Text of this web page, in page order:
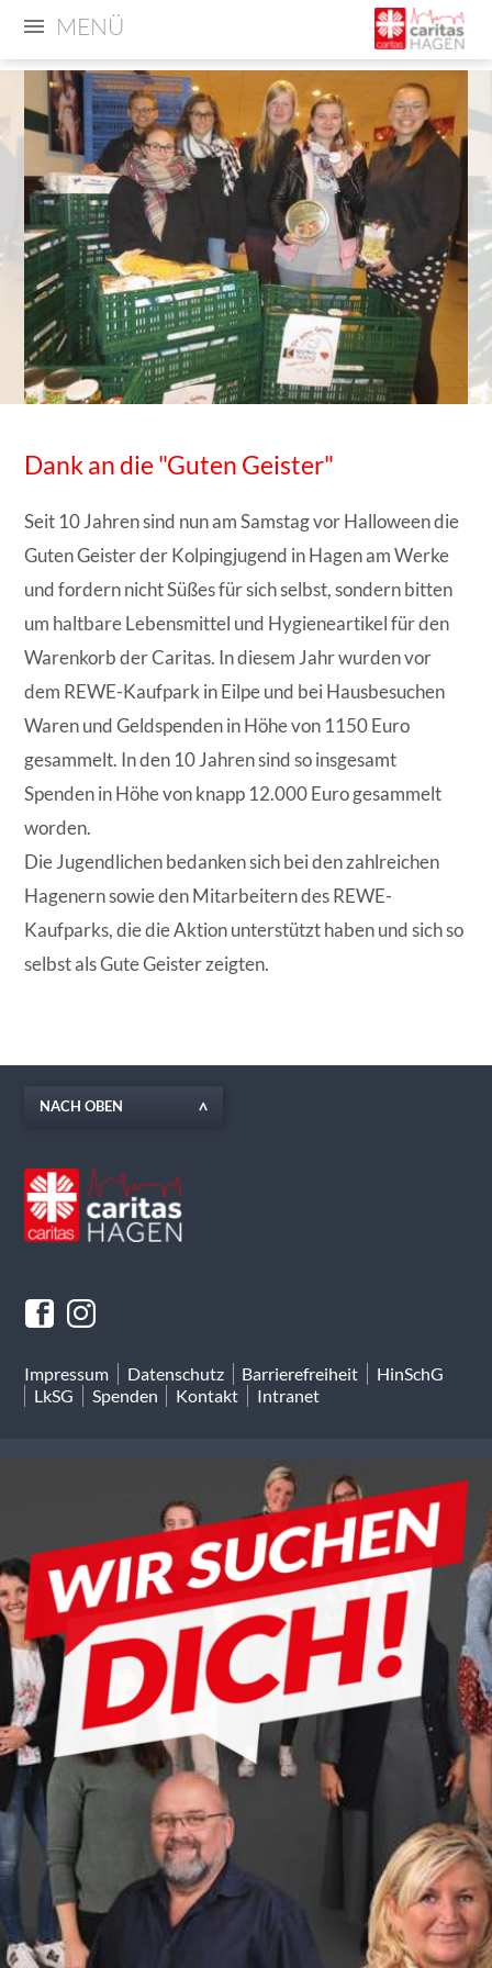
MENÜ
Dank an die "Guten Geister"
Seit 10 Jahren sind nun am Samstag vor Halloween die
Guten Geister der Kolpingjugend in Hagen am Werke
und fordern nicht Süßes für sich selbst, sondern bitten
um haltbare Lebensmittel und Hygieneartikel für den
Warenkorb der Caritas. In diesem Jahr wurden vor
dem REWE-Kaufpark in Eilpe und bei Hausbesuchen
Waren und Geldspenden in Höhe von 1150 Euro
gesammelt. In den 10 Jahren sind so insgesamt
Spenden in Höhe von knapp 12.000 Euro gesammelt
worden.
Die Jugendlichen bedanken sich bei den zahlreichen
Hagenern sowie den Mitarbeitern des REWE-
Kaufparks, die die Aktion unterstützt haben und sich so
selbst als Gute Geister zeigten.
NACH OBEN
Impressum Datenschutz Barrierefreiheit
HinSchG
LkSG
Spenden Kontakt Intranet